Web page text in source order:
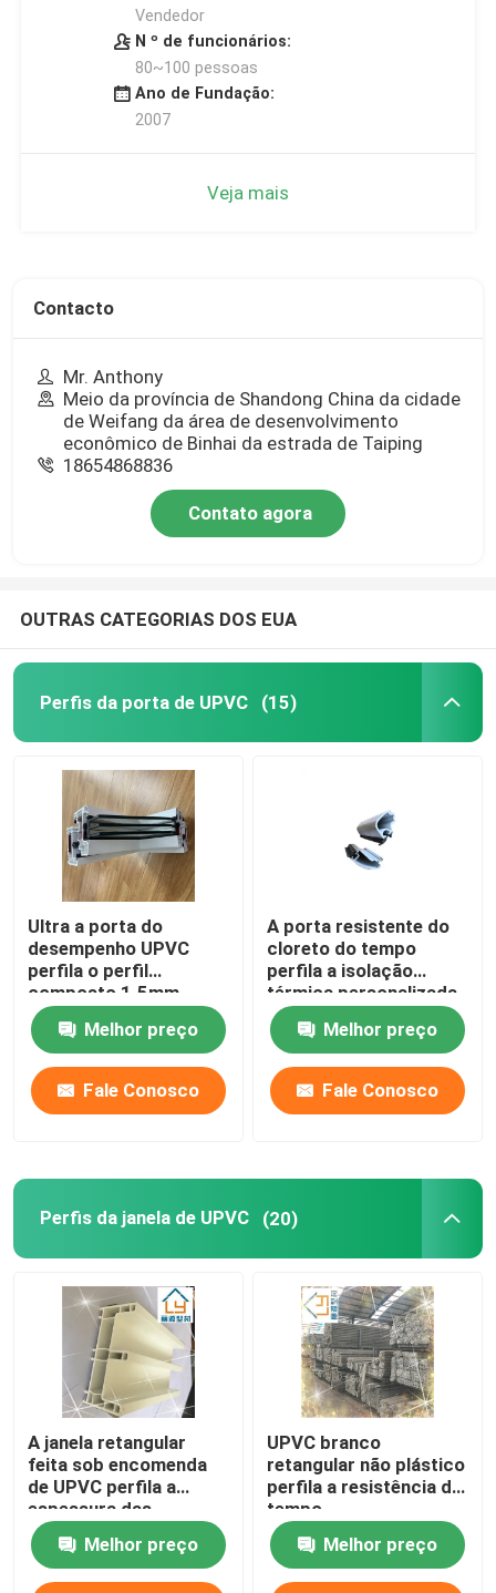
Vendedor
N º de funcionários:
80~100 pessoas
Ano de Fundação:
2007
Veja mais
Contacto
Mr. Anthony
Meio da província de Shandong China da cidade
de Weifang da área de desenvolvimento
econômico de Binhai da estrada de Taiping
18654868836
Contato agora
OUTRAS CATEGORIAS DOS EUA
Perfis da porta de UPVC (15)
Ultra a porta do
desempenho UPVC
perfila o perfil
composto 1.5mm -
3mm da porta do vinil
Melhor preço
Fale Conosco
A porta resistente do
cloreto do tempo
perfila a isolação
térmica personalizada
Melhor preço
Fale Conosco
Perfis da janela de UPVC (20)
A janela retangular
feita sob encomenda
de UPVC perfila a
espessura das
extrusões 2.5mm
Melhor preço
UPVC branco
retangular não plástico
perfila a resistência do
tempo
Melhor preço